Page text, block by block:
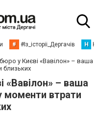
# #Із_історіі_Дергачів Н
у Києві «Вавілон» – ваша
близьких
«Вавілон» – ваша
моменти втрати